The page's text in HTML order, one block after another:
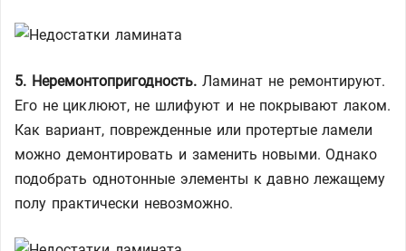
5. Неремонтопригодность. Ламинат не ремонтируют.
Его не циклюют, не шлифуют и не покрывают лаком.
Как вариант, поврежденные или протертые ламели
можно демонтировать и заменить новыми. Однако
подобрать однотонные элементы к давно лежащему
полу практически невозможно.